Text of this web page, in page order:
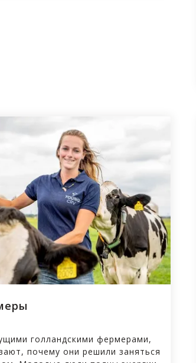
голландскими фермерами,
почему они решили заняться